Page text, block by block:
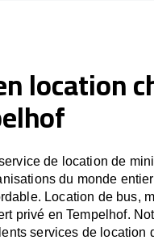
location
de location de
du monde
Location de bus,
privé en Tempelhof.
services de location